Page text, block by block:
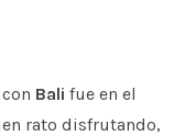
Bali fue en el
rato disfrutando,